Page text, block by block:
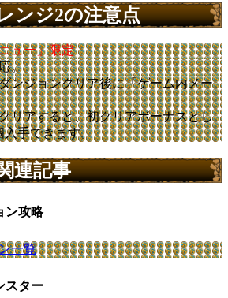
ンジ2の注意点
ュー」限定
。
ンジョンクリア後に「ゲーム内メー
リアすると、初クリアボーナスとし
入手できます。
連記事
ン攻略
一覧
スター